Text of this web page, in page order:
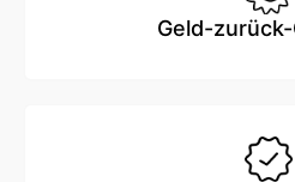
Geld-